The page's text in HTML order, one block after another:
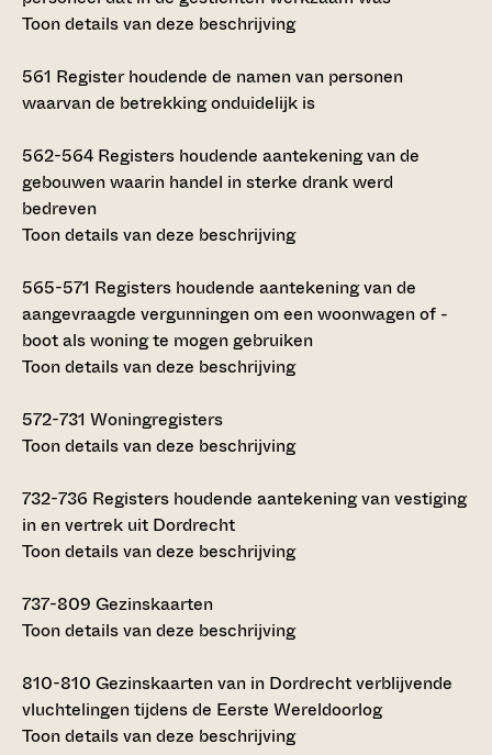
Toon details van deze beschrijving
561 Register houdende de namen van personen
waarvan de betrekking onduidelijk is
562-564 Registers houdende aantekening van de
gebouwen waarin handel in sterke drank werd
bedreven
Toon details van deze beschrijving
565-571 Registers houdende aantekening van de
aangevraagde vergunningen om een woonwagen of -
boot als woning te mogen gebruiken
Toon details van deze beschrijving
572-731 Woningregisters
Toon details van deze beschrijving
732-736 Registers houdende aantekening van vestiging
in en vertrek uit Dordrecht
Toon details van deze beschrijving
737-809 Gezinskaarten
Toon details van deze beschrijving
810-810 Gezinskaarten van in Dordrecht verblijvende
vluchtelingen tijdens de Eerste Wereldoorlog
Toon details van deze beschrijving